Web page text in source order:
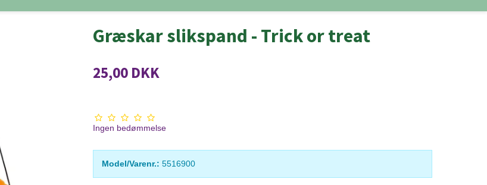
Græskar slikspand - Trick or treat
25,00 DKK
Ingen bedømmelse
Model/Varenr.: 5516900